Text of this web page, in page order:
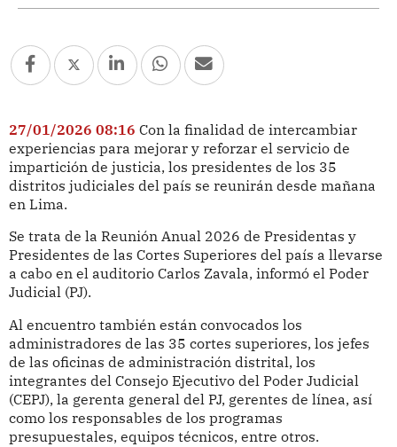
27/01/2026 08:16 Con la finalidad de intercambiar
experiencias para mejorar y reforzar el servicio de
impartición de justicia, los presidentes de los 35
distritos judiciales del país se reunirán desde mañana
en Lima.
Se trata de la Reunión Anual 2026 de Presidentas y
Presidentes de las Cortes Superiores del país a llevarse
a cabo en el auditorio Carlos Zavala, informó el Poder
Judicial (PJ).
Al encuentro también están convocados los
administradores de las 35 cortes superiores, los jefes
de las oficinas de administración distrital, los
integrantes del Consejo Ejecutivo del Poder Judicial
(CEPJ), la gerenta general del PJ, gerentes de línea, así
como los responsables de los programas
presupuestales, equipos técnicos, entre otros.